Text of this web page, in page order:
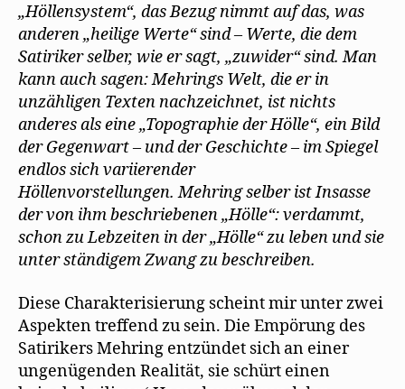
„Höllensystem“, das Bezug nimmt auf das, was
anderen „heilige Werte“ sind – Werte, die dem
Satiriker selber, wie er sagt, „zuwider“ sind. Man
kann auch sagen: Mehrings Welt, die er in
unzähligen Texten nachzeichnet, ist nichts
anderes als eine „Topographie der Hölle“, ein Bild
der Gegenwart – und der Geschichte – im Spiegel
endlos sich variierender
Höllenvorstellungen. Mehring selber ist Insasse
der von ihm beschriebenen „Hölle“: verdammt,
schon zu Lebzeiten in der „Hölle“ zu leben und sie
unter ständigem Zwang zu beschreiben.
Diese Charakterisierung scheint mir unter zwei
Aspekten treffend zu sein. Die Empörung des
Satirikers Mehring entzündet sich an einer
ungenügenden Realität, sie schürt einen